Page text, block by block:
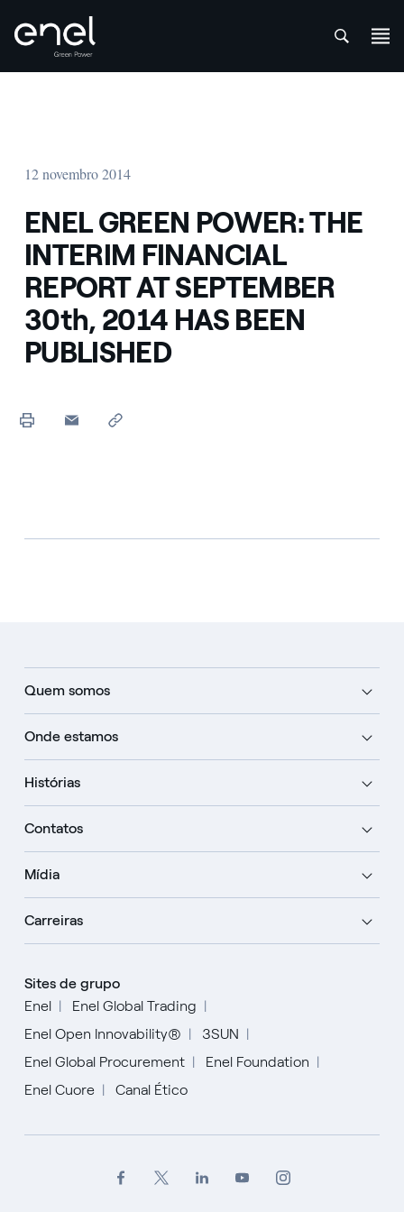
12 novembro 2014
ENEL GREEN POWER: THE
INTERIM FINANCIAL
REPORT AT SEPTEMBER
30th, 2014 HAS BEEN
PUBLISHED
Quem somos
Onde estamos
Histórias
Contatos
Mídia
Carreiras
Sites de grupo
Enel
Enel Global Trading
Enel Open Innovability®
3SUN
Enel Global Procurement
Enel Foundation
Enel Cuore
Canal Ético